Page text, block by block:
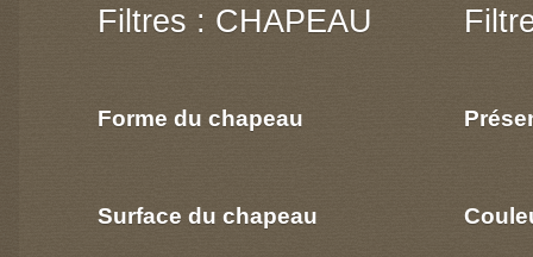
Filtres : CHAPEAU
Forme du chapeau
Surface du chapeau